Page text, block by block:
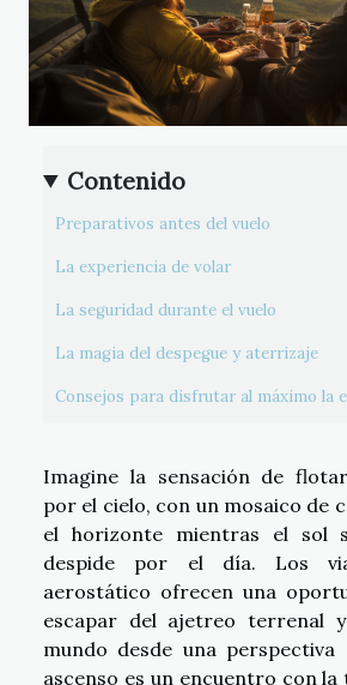
Contenido
Preparativos antes del vuelo
La experiencia de volar
La seguridad durante el vuelo
La magia del despegue y aterrizaje
Consejos para disfrutar al máximo la
Imagine la sensación de
por el cielo, con un mosaico de
el horizonte mientras el sol
despide por el día. Los
aerostático ofrecen una
escapar del ajetreo terrenal
mundo desde una perspectiva
ascenso es un encuentro con la